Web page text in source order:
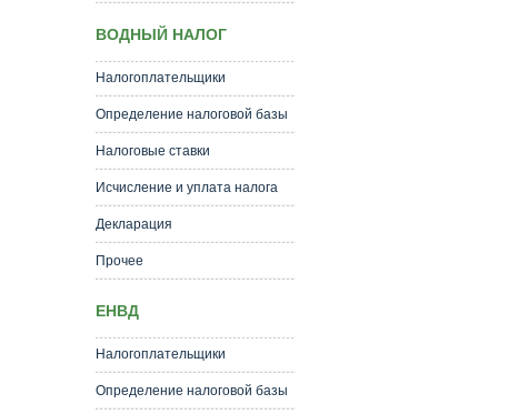
ВОДНЫЙ НАЛОГ
Налогоплательщики
Определение налоговой базы
Налоговые ставки
Исчисление и уплата налога
Декларация
Прочее
ЕНВД
Налогоплательщики
Определение налоговой базы